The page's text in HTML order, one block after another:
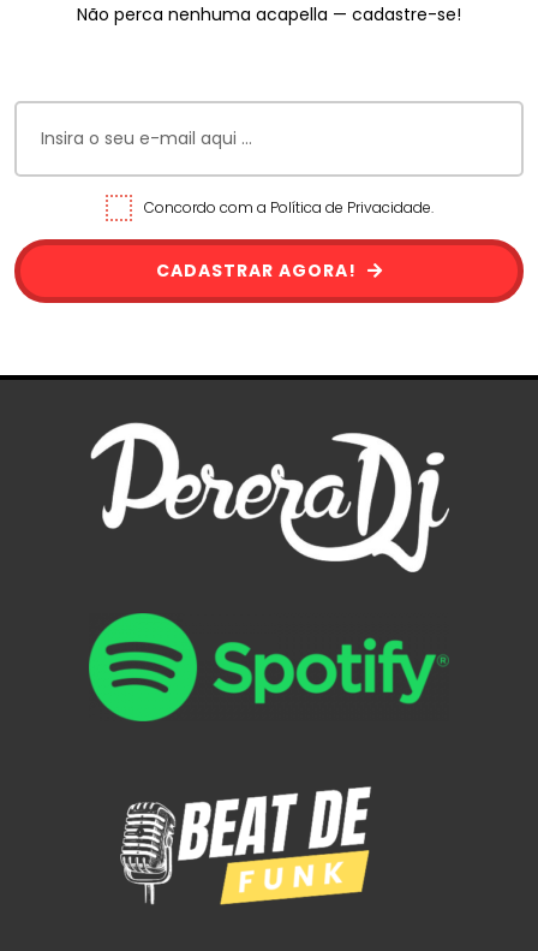
Não perca nenhuma acapella — cadastre-se!
Concordo com a Política de Privacidade.
CADASTRAR AGORA!